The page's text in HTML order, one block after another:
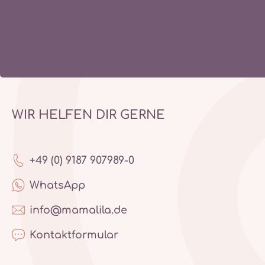
WIR HELFEN DIR GERNE
+49 (0) 9187 907989-0
WhatsApp
info@mamalila.de
Kontaktformular